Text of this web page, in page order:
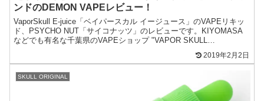
ンドのDEMON VAPEレビュー！
VaporSkull E-juice「ベイパースカル イージュース」のVAPEリキッ
ド、PSYCHO NUT「サイコナッツ」のレビューです。KIYOMASA
などでも有名な千葉県のVAPEショップ "VAPOR SKULL
2019年2月2日
SKULL ORIGINAL